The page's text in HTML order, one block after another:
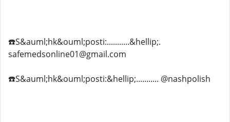
☎️S&auml;hk&ouml;posti:...........&hellip;.
safemedsonline01@gmail.com
☎️S&auml;hk&ouml;posti:&hellip;........... @nashpolish